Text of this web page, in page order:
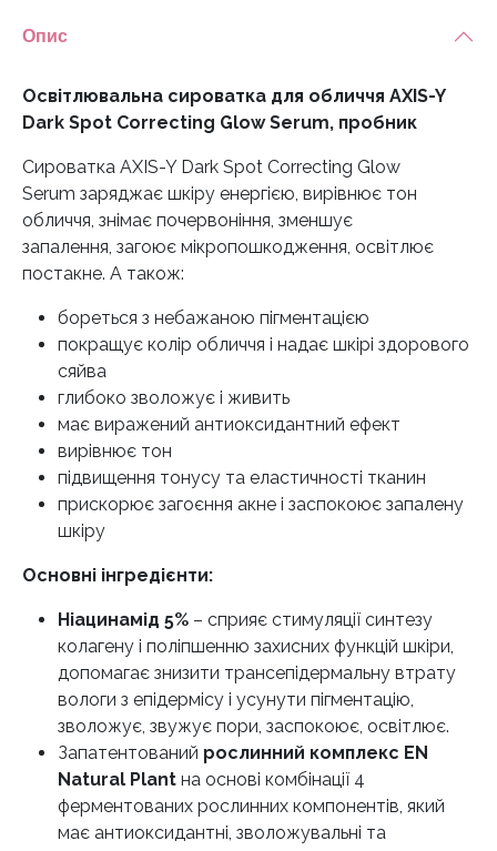
Glow
пробник
кількість
Опис
Освітлювальна сироватка для обличчя AXIS-Y
Dark Spot Correcting Glow Serum, пробник
Сироватка AXIS-Y Dark Spot Correcting Glow
Serum заряджає шкіру енергією, вирівнює тон
обличчя, знімає почервоніння, зменшує
запалення, загоює мікропошкодження, освітлює
постакне. А також:
бореться з небажаною пігментацією
покращує колір обличчя і надає шкірі здорового
сяйва
глибоко зволожує і живить
має виражений антиоксидантний ефект
вирівнює тон
підвищення тонусу та еластичності тканин
прискорює загоєння акне і заспокоює запалену
шкіру
Основні інгредієнти:
Ніацинамід 5% – сприяє стимуляції синтезу
колагену і поліпшенню захисних функцій шкіри,
допомагає знизити трансепідермальну втрату
вологи з епідермісу і усунути пігментацію,
зволожує, звужує пори, заспокоює, освітлює.
Запатентований рослинний комплекс EN
Natural Plant на основі комбінації 4
ферментованих рослинних компонентів, який
має антиоксидантні, зволожувальні та